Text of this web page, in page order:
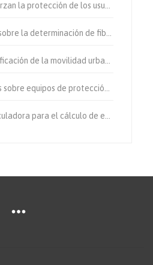
España y la UE refuerzan la protección de los usuarios vulnerables de la vía.
Nueva nota técnica sobre la determinación de fibras de amianto en aire
Unión Europea. Planificación de la movilidad urbana sostenible.
Normas armonizadas sobre equipos de protección individual.
Cataluña: Guía y calculadora para el cálculo de emisiones de gases de efecto invernadero.